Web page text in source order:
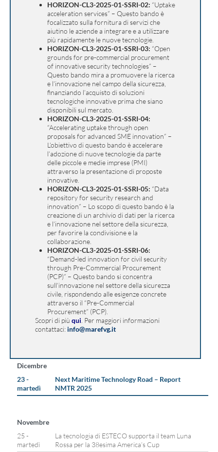
HORIZON-CL3-2025-01-SSRI-02: “Uptake
acceleration services” – Questo bando è
focalizzato sulla fornitura di servizi che
aiutino le aziende a integrare e a utilizzare
più rapidamente le nuove tecnologie.
HORIZON-CL3-2025-01-SSRI-03: “Open
grounds for pre-commercial procurement
of innovative security technologies” –
Questo bando mira a promuovere la ricerca
e l’innovazione nel campo della sicurezza,
finanziando l’acquisto di soluzioni
tecnologiche innovative prima che siano
disponibili sul mercato.
HORIZON-CL3-2025-01-SSRI-04:
“Accelerating uptake through open
proposals for advanced SME innovation” –
L’obiettivo di questo bando è accelerare
l’adozione di nuove tecnologie da parte
delle piccole e medie imprese (PMI)
attraverso la presentazione di proposte
innovative.
HORIZON-CL3-2025-01-SSRI-05: “Data
repository for security research and
innovation” – Lo scopo di questo bando è la
creazione di un archivio di dati per la ricerca
e l’innovazione nel settore della sicurezza,
per favorire la condivisione e la
collaborazione.
HORIZON-CL3-2025-01-SSRI-06:
“Demand-led innovation for civil security
through Pre-Commercial Procurement
(PCP)” – Questo bando si concentra
sull’innovazione nel settore della sicurezza
civile, rispondendo alle esigenze concrete
attraverso il “Pre-Commercial
Procurement” (PCP).
Scopri di più qui . Per maggiori informazioni
contattaci: info@marefvg.it
Dicembre
23 -
martedì
Next Maritime Technology Road – Report
NMTR 2025
Novembre
25 -
martedì
La tecnologia di ESTECO supporta il team Luna
Rossa per la 38esima America’s Cup